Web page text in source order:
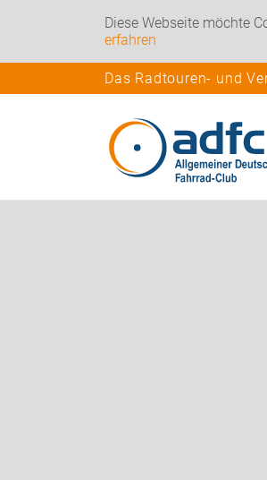
Diese Webseite möchte
erfahren
Das Radtouren- und